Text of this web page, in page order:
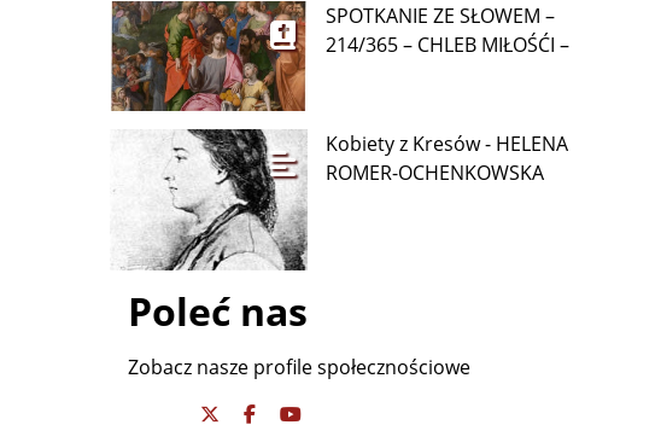
SPOTKANIE ZE SŁOWEM –
214/365 – CHLEB MIŁOŚĆI –
Kobiety z Kresów - HELENA
ROMER-OCHENKOWSKA
Poleć nas
Zobacz nasze profile społecznościowe